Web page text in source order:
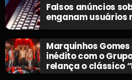
Falsos anúncios
enganam usuários
Marquinhos
inédito com o
relança o clássico